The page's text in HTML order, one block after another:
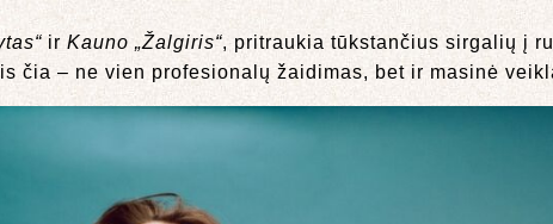
ir Kauno „Žalgiris“, pritraukia tūkstančius sirgalių į
čia – ne vien profesionalų žaidimas, bet ir masinė